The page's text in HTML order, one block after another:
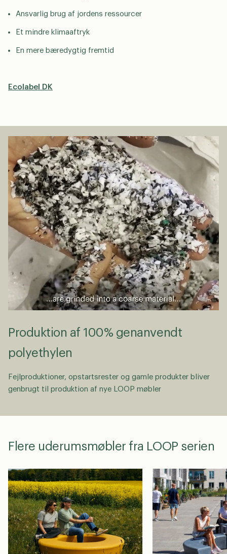
Ansvarlig brug af jordens ressourcer
Et mindre klimaaftryk
En mere bæredygtig fremtid
Ecolabel DK
Produktion af 100% genanvendt
polyethylen
Fejlproduktioner, opstartsrester og gamle produkter bliver
genbrugt til produktion af nye LOOP møbler
Flere uderumsmøbler fra LOOP serien